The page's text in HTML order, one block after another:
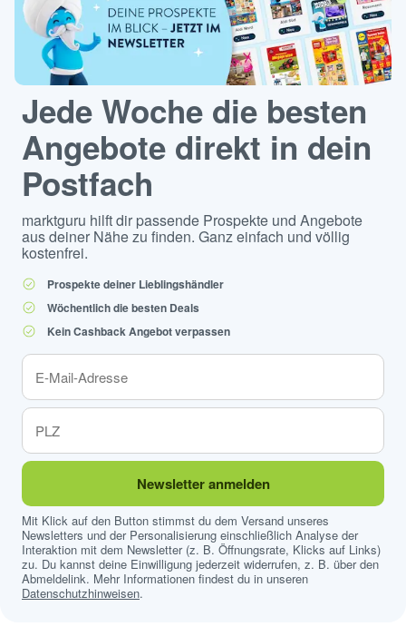
Jede Woche die besten
Angebote direkt in dein
Postfach
marktguru hilft dir passende Prospekte und Angebote
aus deiner Nähe zu finden. Ganz einfach und völlig
kostenfrei.
Prospekte deiner Lieblingshändler
Wöchentlich die besten Deals
Kein Cashback Angebot verpassen
Newsletter anmelden
Mit Klick auf den Button stimmst du dem Versand unseres
Newsletters und der Personalisierung einschließlich Analyse der
Interaktion mit dem Newsletter (z. B. Öffnungsrate, Klicks auf Links)
zu. Du kannst deine Einwilligung jederzeit widerrufen, z. B. über den
Abmeldelink. Mehr Informationen findest du in unseren
Datenschutzhinweisen.